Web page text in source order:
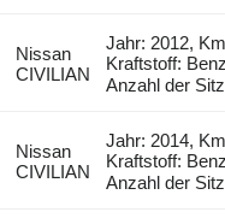
Nissan
CIVILIAN
Jahr: 2012,
Kraftstoff:
Anzahl der
Nissan
CIVILIAN
Jahr: 2014,
Kraftstoff:
Anzahl der